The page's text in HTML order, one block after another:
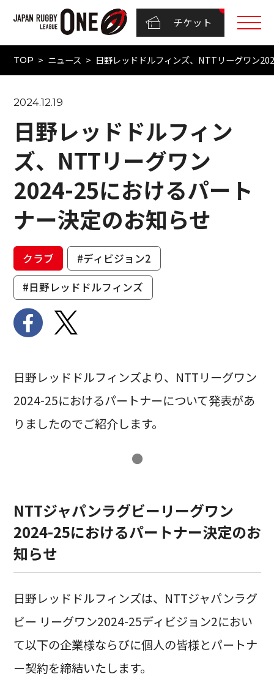
チケット
TOP ニュース 日野レッドドルフィンズ、NTTリーグワン
2024.12.19
日野レッドドルフィン
ズ、NTTリーグワン
2024-25におけるパート
ナー決定のお知らせ
クラブ
#ディビジョン2
#日野レッドドルフィンズ
日野レッドドルフィンズより、NTTリーグワン
2024-25におけるパートナーについて発表があ
りましたのでご紹介します。
●
NTTジャパンラグビーリーグワン
2024-25におけるパートナー決定のお
知らせ
日野レッドドルフィンズは、NTTジャパンラグ
ビー リーグワン2024-25ディビジョン2におい
て以下の企業様ならびに個人の皆様とパートナ
ー契約を締結いたします。